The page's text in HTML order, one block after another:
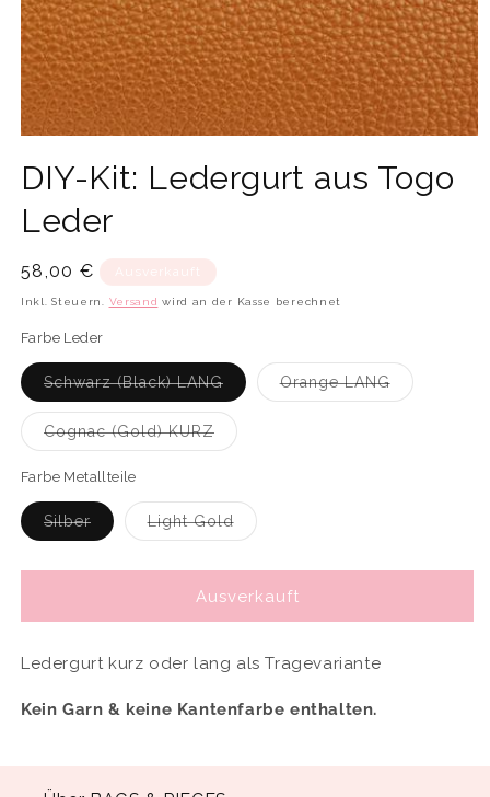
Modal
öffnen
DIY-Kit: Ledergurt aus Togo
Leder
Normaler
Preis
58,00 €
Inkl. Steuern. Versand wird an der Kasse berechnet
Farbe Leder
Schwarz (Black) LANGVariante
ausverkauft
oder
nicht
verfügbar
Orange LANGVariante
ausverkauft
Cognac (Gold) KURZVariante
ausverkauft
Farbe Metallteile
SilberVariante
ausverkauft
Light GoldVariante
ausverkauft
Ausverkauft
Ledergurt kurz oder lang als Tragevariante
Kein Garn & keine Kantenfarbe enthalten.